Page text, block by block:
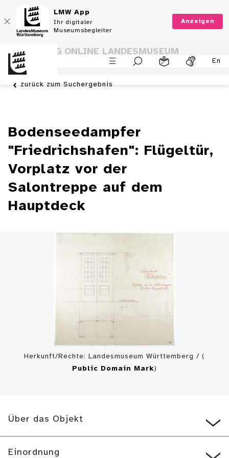
LMW App
Ihr digitaler
Museumsbegleiter
Anzeigen
En
SAMMLUNG ONLINE LANDESMUSEUM
WÜRTTEMBERG
zurück zum Suchergebnis
Bodenseedampfer
"Friedrichshafen": Flügeltür,
Vorplatz vor der
Salontreppe auf dem
Hauptdeck
Herkunft/Rechte: Landesmuseum Württemberg / (
Public Domain Mark)
Über das Objekt
Einordnung